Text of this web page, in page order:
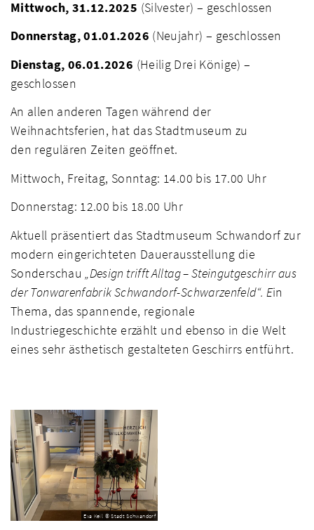
Mittwoch, 31.12.2025 (Silvester) – geschlossen
Donnerstag, 01.01.2026 (Neujahr) – geschlossen
Dienstag, 06.01.2026 (Heilig Drei Könige) –
geschlossen
An allen anderen Tagen während der
Weihnachtsferien, hat das Stadtmuseum zu
den regulären Zeiten geöffnet.
Mittwoch, Freitag, Sonntag: 14.00 bis 17.00 Uhr
Donnerstag: 12.00 bis 18.00 Uhr
Aktuell präsentiert das Stadtmuseum Schwandorf zur
modern eingerichteten Dauerausstellung die
Sonderschau„Design trifft Alltag – Steingutgeschirr aus
der Tonwarenfabrik Schwandorf-Schwarzenfeld“. Ein
Thema, das spannende, regionale
Industriegeschichte erzählt und ebenso in die Welt
eines sehr ästhetisch gestalteten Geschirrs entführt.
Eva Keil © Stadt Schwandorf